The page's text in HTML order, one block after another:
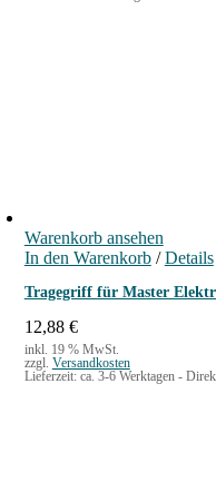
Warenkorb ansehen
In den Warenkorb / Details
Tragegriff für Master
12,88 €
inkl. 19 % MwSt.
zzgl. Versandkosten
Lieferzeit: ca. 3-6 Werktagen -